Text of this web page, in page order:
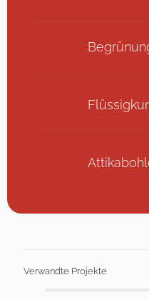
Verwandte Projekte